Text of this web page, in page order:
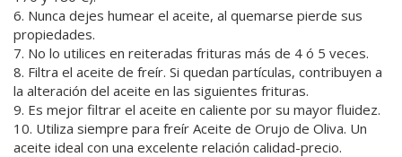
6. Nunca dejes humear el aceite, al quemarse pierde sus
propiedades.
7. No lo utilices en reiteradas frituras más de 4 ó 5 veces.
8. Filtra el aceite de freír. Si quedan partículas, contribuyen a
la alteración del aceite en las siguientes frituras.
9. Es mejor filtrar el aceite en caliente por su mayor fluidez.
10. Utiliza siempre para freír Aceite de Orujo de Oliva. Un
aceite ideal con una excelente relación calidad-precio.